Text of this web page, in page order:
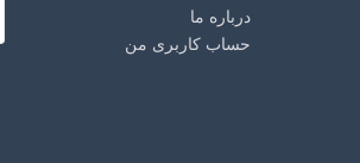
درباره ما
حساب کاربری من